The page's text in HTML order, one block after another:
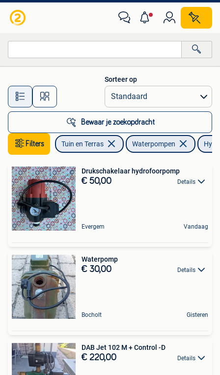
Alle afstanden…
Sorteer op
Bewaar je zoekopdracht
Filters Tuin en Terras Waterpompen
Drukschakelaar hydrofoorpomp
€ 50,00 Details
Evergem Vandaag
Waterpomp
€ 30,00 Details
Bocholt Gisteren
DAB Jet 102 M + Control -D
€ 220,00 Details